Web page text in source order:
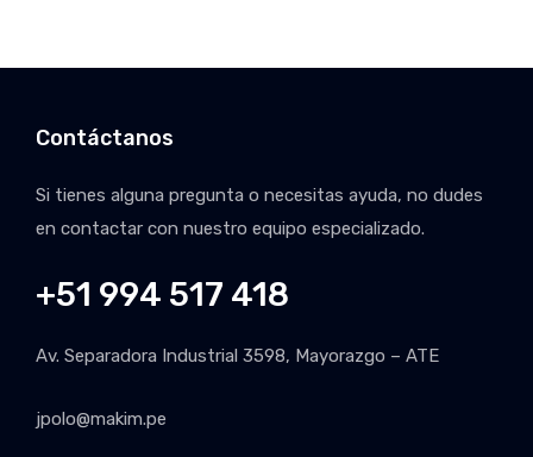
Venta de Repuestos
Originales
Planchado y Pintura
Conversión a GLP
Mecánica General
Contáctanos
Si tienes alguna pregunta o necesitas ayuda, no dudes
en contactar con nuestro equipo especializado.
+51 994 517 418
Av. Separadora Industrial 3598, Mayorazgo – ATE
jpolo@makim.pe